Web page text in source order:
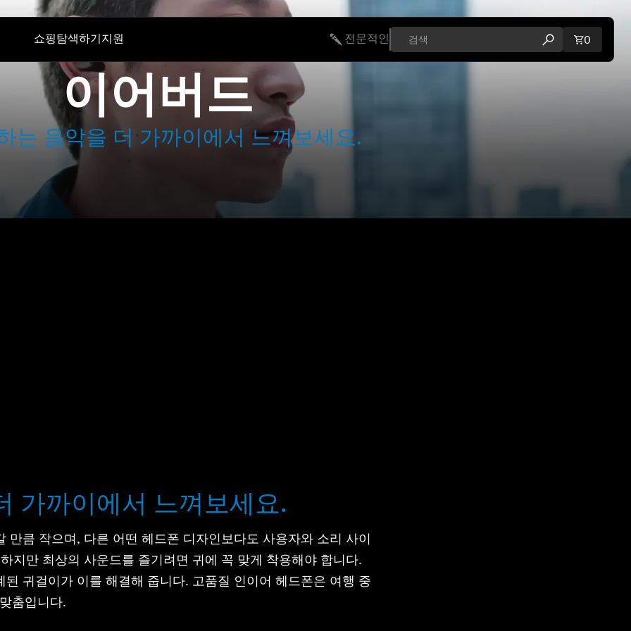
쇼핑탐색하기 지원 전문적인 검색 모달 열기
장바구
0
청문회
TV 청취
컨버세이션 클리어 플러스
동글 및 송신기
BTD 600
BTD 700
부품 및 액세서리
모든 상품
기술
AMBEO|OS 및 Smart Control 앱
젠하이저 청력 검사 앱
Auracast™
MOMENTUM 5 체험하기
사운드 스페이스
이어버드
는 음악을 더 가까이에서 느껴보세요.
가까이에서 느껴보세요.
만큼 작으며, 다른 어떤 헤드폰 디자인보다도 사용자와 소리 사이
지만 최상의 사운드를 즐기려면 귀에 꼭 맞게 착용해야 합니다.
귀걸이가 이를 해결해 줍니다. 고품질 인이어 헤드폰은 여행 중
춤입니다.